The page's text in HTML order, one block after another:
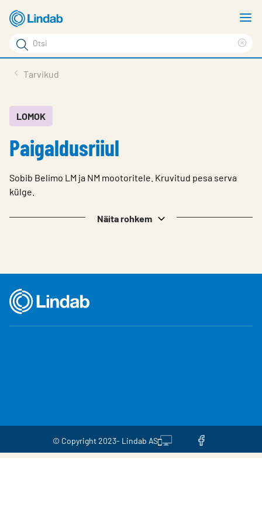
Mine
põhisisu
juurde
Otsi
Otsi
Meist
Kontaktid
Logi sisse
Choose languge
Estonia
Tarvikud
LOMOK
Paigaldusriiul
Sobib Belimo LM ja NM mootoritele. Kruvitud pesa serva
külge.
Näita rohkem
© Copyright 2023- Lindab AS